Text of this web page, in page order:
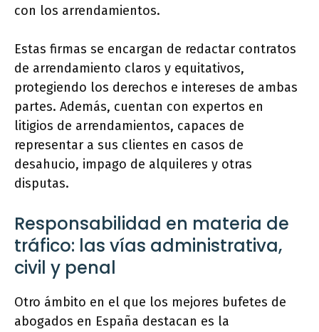
con los arrendamientos.
Estas firmas se encargan de redactar contratos
de arrendamiento claros y equitativos,
protegiendo los derechos e intereses de ambas
partes. Además, cuentan con expertos en
litigios de arrendamientos, capaces de
representar a sus clientes en casos de
desahucio, impago de alquileres y otras
disputas.
Responsabilidad en materia de
tráfico: las vías administrativa,
civil y penal
Otro ámbito en el que los mejores bufetes de
abogados en España destacan es la